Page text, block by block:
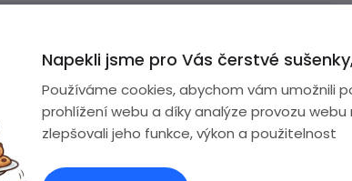
Napekli jsme pro Vás čerstvé
Používáme cookies, abychom vám umožnili
prohlížení webu a díky analýze provozu
zlepšovali jeho funkce, výkon a použitelnost